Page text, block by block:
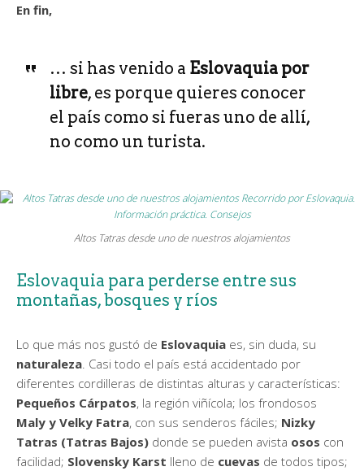
En fin,
… si has venido a Eslovaquia por
libre, es porque quieres conocer
el país como si fueras uno de allí,
no como un turista.
Altos Tatras desde uno de nuestros alojamientos
Eslovaquia para perderse entre sus
montañas, bosques y ríos
Lo que más nos gustó de Eslovaquia es, sin duda, su
naturaleza. Casi todo el país está accidentado por
diferentes cordilleras de distintas alturas y características:
Pequeños Cárpatos, la región viñícola; los frondosos
Maly y Velky Fatra, con sus senderos fáciles; Nizky
Tatras (Tatras Bajos) donde se pueden avista osos con
facilidad; Slovensky Karst lleno de cuevas de todos tipos;